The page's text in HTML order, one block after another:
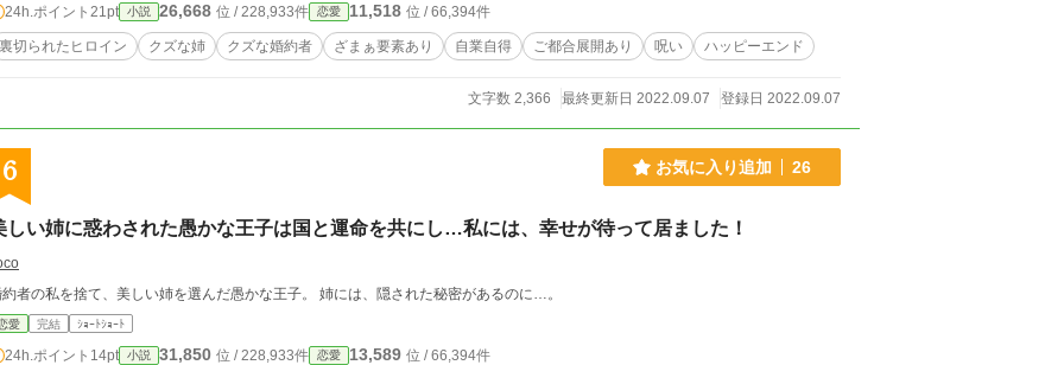
24h.ポイント 21pt 小説 26,668 位 / 228,933件 恋愛 11,518 位 / 66,394件
裏切られたヒロイン クズな姉 クズな婚約者 ざまぁ要素あり 自業自得 ご都合展開あり 呪い ハッピーエンド
文字数 2,366 最終更新日 2022.09.07 登録日 2022.09.07
6 お気に入り追加 26
しい姉に惑わされた愚かな王子は国と運命を共にし…私には、幸せが待って居ました！
者の私を捨て、美しい姉を選んだ愚かな王子。 姉には、隠された秘密があるのに…。
愛 完結 ｼｮｰﾄｼｮｰﾄ
24h.ポイント 14pt 小説 31,850 位 / 228,933件 恋愛 13,589 位 / 66,394件